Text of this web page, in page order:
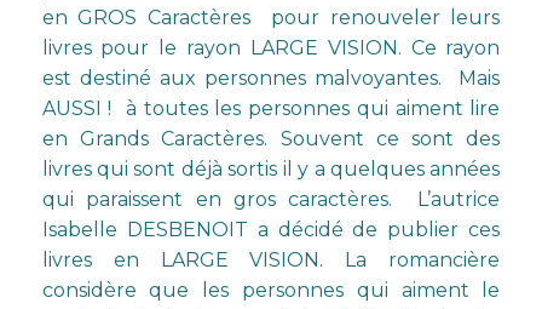
en GROS Caractères pour renouveler leurs
livres pour le rayon LARGE VISION. Ce rayon
est destiné aux personnes malvoyantes. Mais
AUSSI ! à toutes les personnes qui aiment lire
en Grands Caractères. Souvent ce sont des
livres qui sont déjà sortis il y a quelques années
qui paraissent en gros caractères. L’autrice
Isabelle DESBENOIT a décidé de publier ces
livres en LARGE VISION. La romancière
considère que les personnes qui aiment le